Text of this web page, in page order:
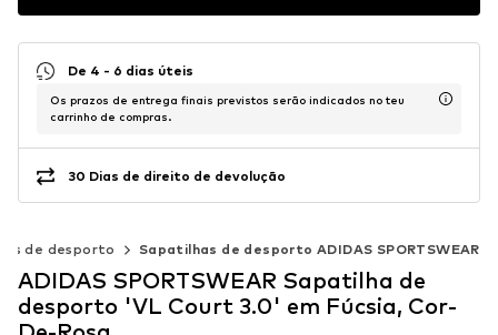
De 4 - 6 dias úteis
Os prazos de entrega finais previstos serão indicados no teu
carrinho de compras.
30 Dias de direito de devolução
de desporto Sapatilhas de desporto ADIDAS SPORTSWEAR
ADIDAS SPORTSWEAR Sapatilha de
desporto 'VL Court 3.0' em Fúcsia, Cor-